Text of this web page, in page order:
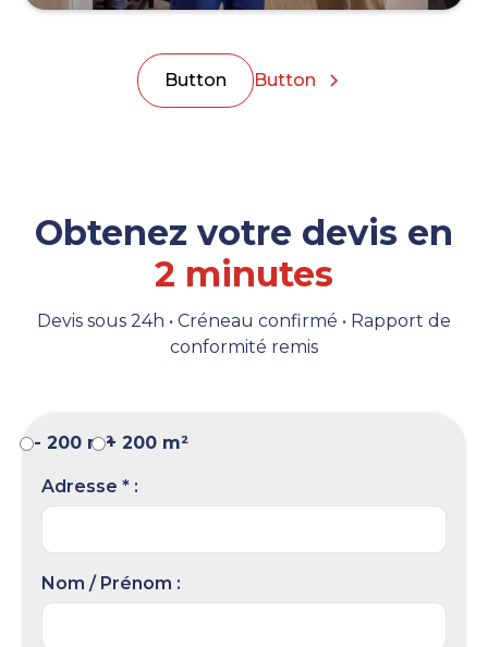
Button Button
Obtenez votre devis en
2 minutes
Devis sous 24h • Créneau confirmé • Rapport de
conformité remis
- 200 m²+ 200 m²
Adresse * :
Nom / Prénom :